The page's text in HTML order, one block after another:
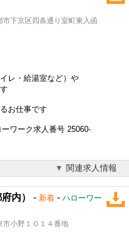
下京区四条通り室町東入函
レ・給湯室など）や
お仕事です
ワーク求人番号 25060-
関連求人情報
内） - 新着 - ハローワー
小野１０１４番地